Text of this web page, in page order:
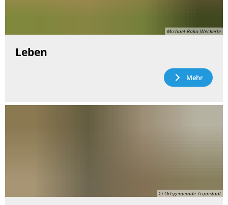
Michael Raka Weckerle
Leben
Mehr
© Ortsgemeinde Trippstadt